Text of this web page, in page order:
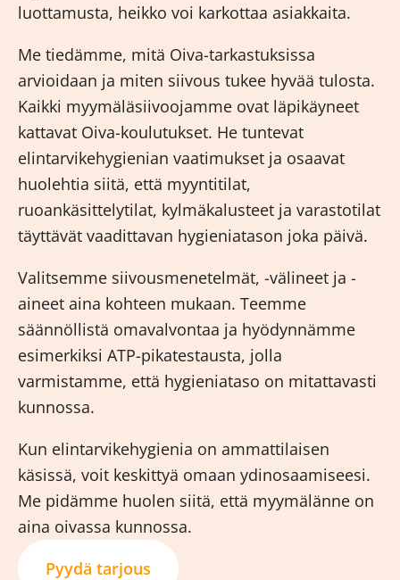
luottamusta, heikko voi karkottaa asiakkaita.
Me tiedämme, mitä Oiva-tarkastuksissa
arvioidaan ja miten siivous tukee hyvää tulosta.
Kaikki myymäläsiivoojamme ovat läpikäyneet
kattavat Oiva-koulutukset. He tuntevat
elintarvikehygienian vaatimukset ja osaavat
huolehtia siitä, että myyntitilat,
ruoankäsittelytilat, kylmäkalusteet ja varastotilat
täyttävät vaadittavan hygieniatason joka päivä.
Valitsemme siivousmenetelmät, -välineet ja -
aineet aina kohteen mukaan. Teemme
säännöllistä omavalvontaa ja hyödynnämme
esimerkiksi ATP-pikatestausta, jolla
varmistamme, että hygieniataso on mitattavasti
kunnossa.
Kun elintarvikehygienia on ammattilaisen
käsissä, voit keskittyä omaan ydinosaamiseesi.
Me pidämme huolen siitä, että myymälänne on
aina oivassa kunnossa.
Pyydä tarjous